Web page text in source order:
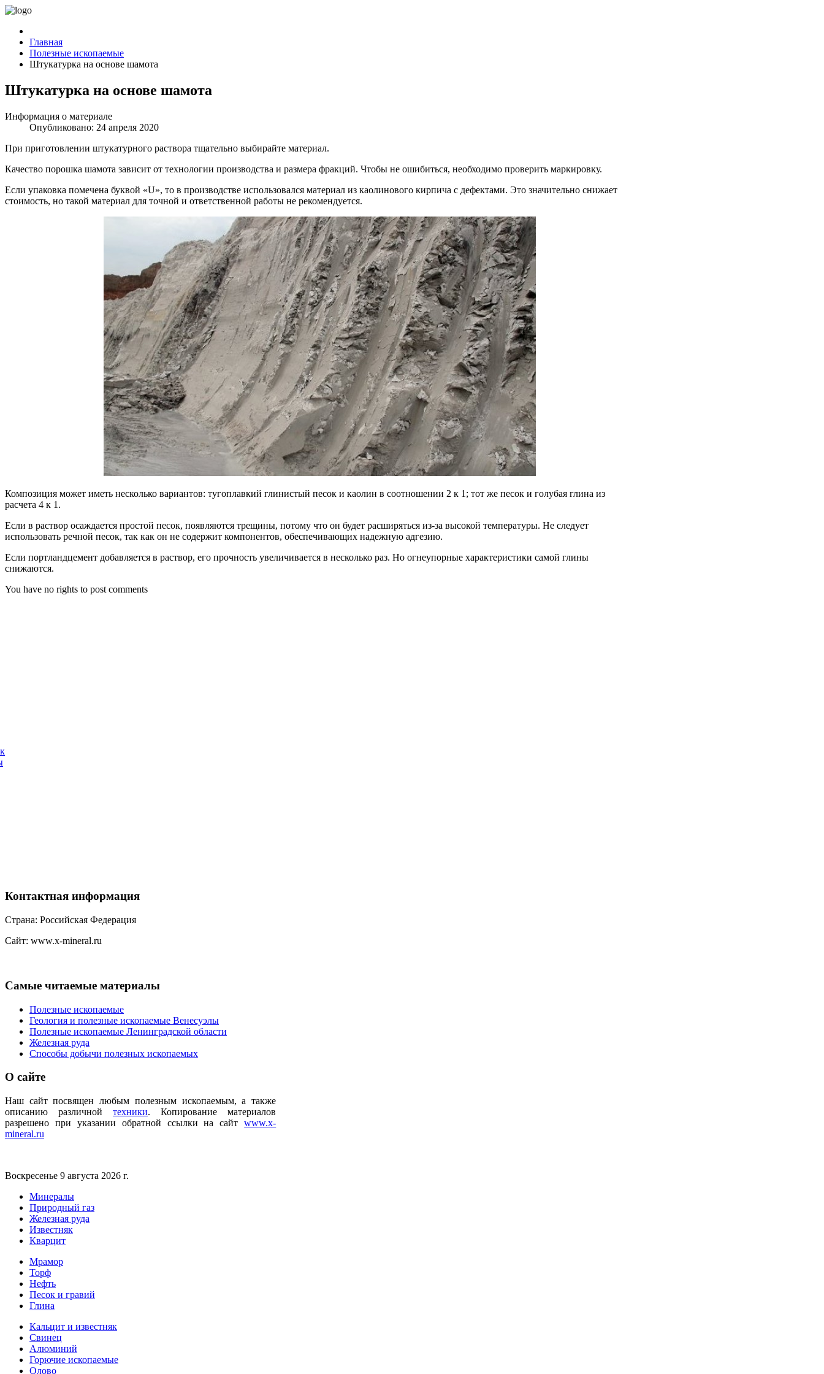
Главная
Полезные ископаемые
Штукатурка на основе шамота
Штукатурка на основе шамота
Информация о материале
Опубликовано: 24 апреля 2020
При приготовлении штукатурного раствора тщательно выбирайте материал.
Качество порошка шамота зависит от технологии производства и размера фракций. Чтобы не ошибиться, необходимо проверить маркировку.
Если упаковка помечена буквой «U», то в производстве использовался материал из каолинового кирпича с дефектами. Это значительно снижает
стоимость, но такой материал для точной и ответственной работы не рекомендуется.
Композиция может иметь несколько вариантов: тугоплавкий глинистый песок и каолин в соотношении 2 к 1; тот же песок и голубая глина из
расчета 4 к 1.
Если в раствор осаждается простой песок, появляются трещины, потому что он будет расширяться из-за высокой температуры. Не следует
использовать речной песок, так как он не содержит компонентов, обеспечивающих надежную адгезию.
Если портландцемент добавляется в раствор, его прочность увеличивается в несколько раз. Но огнеупорные характеристики самой глины
снижаются.
You have no rights to post comments
Контактная информация
Страна: Российская Федерация
Сайт: www.x-mineral.ru
Самые читаемые материалы
Полезные ископаемые
Геология и полезные ископаемые Венесуэлы
Полезные ископаемые Ленинградской области
Железная руда
Способы добычи полезных ископаемых
О сайте
Наш сайт посвящен любым полезным ископаемым, а также
описанию различнойтехники.Копирование материалов
разрешено при указании обратной ссылки на сайтwww.x-
mineral.ru
Воскресенье 9 августа 2026 г.
Минералы
Природный газ
Железная руда
Известняк
Кварцит
Мрамор
Торф
Нефть
Песок и гравий
Глина
Кальцит и известняк
Свинец
Алюминий
Горючие ископаемые
Олово